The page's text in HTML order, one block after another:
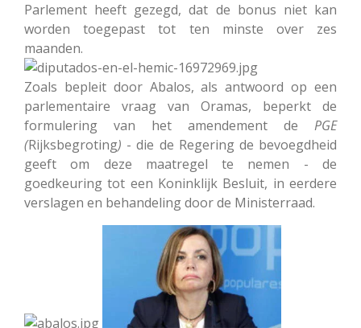
Parlement heeft gezegd, dat de bonus niet kan
worden toegepast tot ten minste over zes
maanden.
Zoals bepleit door Abalos, als antwoord op een
parlementaire vraag van Oramas, beperkt de
formulering van het amendement de PGE
(Rijksbegroting) - die de Regering de bevoegdheid
geeft om deze maatregel te nemen - de
goedkeuring tot een Koninklijk Besluit, in eerdere
verslagen en behandeling door de Ministerraad.